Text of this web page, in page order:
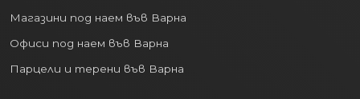
Стабилната икономика генерира
на живот, правейки покупката на
Магазини под наем във Варна
Офиси под наем във Варна
Парцели и терени във Варна